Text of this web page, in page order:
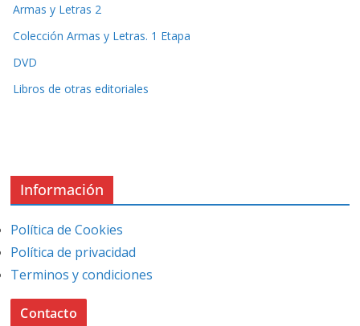
Armas y Letras 2
Colección Armas y Letras. 1 Etapa
DVD
Libros de otras editoriales
Información
Política de Cookies
Política de privacidad
Terminos y condiciones
Contacto